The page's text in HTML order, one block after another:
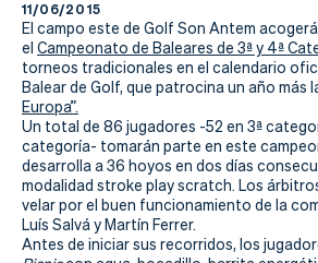
La
Federación
Federarse
Jugar
Aprender
11/06/2015
El campo este de Golf Son Antem
el Campeonato de Baleares de 3ª y 4ª
torneos tradicionales en el calendario
Balear de Golf, que patrocina un año más
Europa”.
Un total de 86 jugadores -52 en 3ª
categoría- tomarán parte en este
desarrolla a 36 hoyos en dos días
modalidad stroke play scratch. Los
velar por el buen funcionamiento de la
Luís Salvá y Martín Ferrer.
Antes de iniciar sus recorridos, los